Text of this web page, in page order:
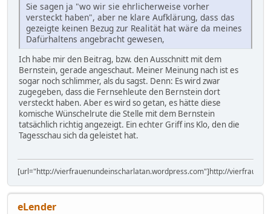
Sie sagen ja "wo wir sie ehrlicherweise vorher
versteckt haben", aber ne klare Aufklärung, dass das
gezeigte keinen Bezug zur Realität hat wäre da meines
Dafürhaltens angebracht gewesen,
Ich habe mir den Beitrag, bzw. den Ausschnitt mit dem
Bernstein, gerade angeschaut. Meiner Meinung nach ist es
sogar noch schlimmer, als du sagst. Denn: Es wird zwar
zugegeben, dass die Fernsehleute den Bernstein dort
versteckt haben. Aber es wird so getan, es hätte diese
komische Wünschelrute die Stelle mit dem Bernstein
tatsächlich richtig angezeigt. Ein echter Griff ins Klo, den die
Tagesschau sich da geleistet hat.
[url="http://vierfrauenundeinscharlatan.wordpress.com"]http://
eLender